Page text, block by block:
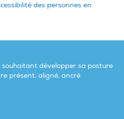
des personnes en
souhaitant développer sa posture
présent, aligné, ancré